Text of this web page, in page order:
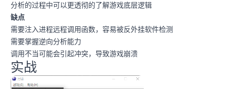
分析的过程中可以更透彻的了解游戏底层逻辑
缺点
需要注入进程远程调用函数，容易被反外挂软件检测
需要掌握逆向分析能力
调用不当可能会引起冲突，导致游戏崩溃
实战